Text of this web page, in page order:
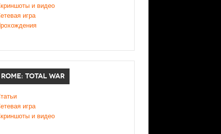
и видео
игра
ROME: TOTAL WAR
игра
и видео